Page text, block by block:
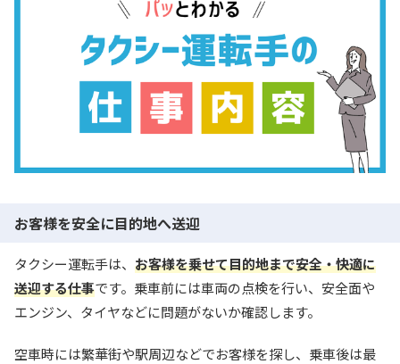
お客様を安全に目的地へ送迎
タクシー運転手は、 お客様を乗せて目的地まで安全・快適に
送迎する仕事です。乗車前には車両の点検を行い、安全面や
エンジン、タイヤなどに問題がないか確認します。
空車時には繁華街や駅周辺などでお客様を探し、乗車後は最